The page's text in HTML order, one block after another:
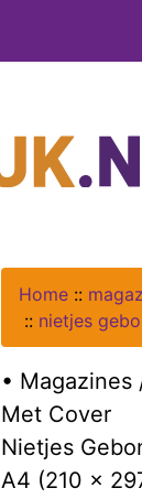
Home ::
:: nietjes
• Magazines
Met Cover
Nietjes
A4 (210 x